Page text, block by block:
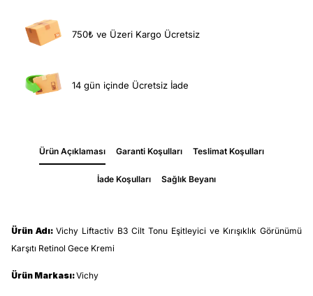
750₺ ve Üzeri Kargo Ücretsiz
14 gün içinde Ücretsiz İade
Ürün Açıklaması Garanti Koşulları Teslimat Koşulları
İade Koşulları Sağlık Beyanı
Ürün Adı: Vichy Liftactiv B3 Cilt Tonu Eşitleyici ve Kırışıklık Görünümü
Karşıtı Retinol Gece Kremi
Ürün Markası:Vichy